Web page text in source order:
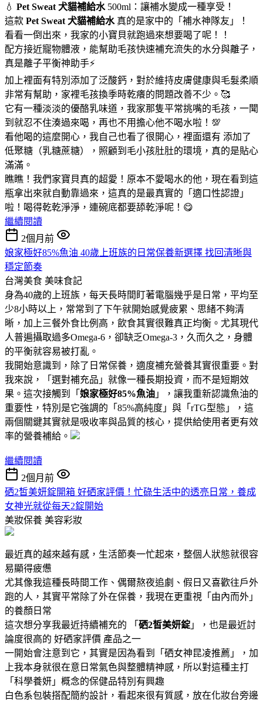
💧 Pet Sweat 犬貓補給水500ml：讓補水變成一種享受！
這款 Pet Sweat 犬貓補給水 真的是家中的「補水神隊友」！
看看一倒出來，我家的小寶貝就跑過來想要喝了呢！！
配方接近寵物體液，能幫助毛孩快速補充流失的水分與離子，
真是離子平衡神助手⚡
加上裡面有特別添加了泛酸鈣，對於維持皮膚健康與毛髮柔順
非常有幫助，家裡毛孩換季時乾癢的問題改善不少。🥰
它有一種淡淡的優酪乳味道，我家那隻平常挑嘴的毛孩，一聞
到就忍不住湊過來喝，再也不用擔心他不喝水啦！💯
看他喝的這麼開心，我自己也看了很開心，裡面還有 添加了
低聚糖（乳糖蔗糖），照顧到毛小孩肚肚的環境，真的是貼心
滿滿。
瞧瞧！我們家寶貝真的超愛！原本不愛喝水的他，現在看到這
瓶拿出來就自動靠過來，這真的是最真實的「適口性認證」
啦！喝得乾乾淨淨，連碗底都要舔乾淨呢！😋
繼續閱讀
2個月前
娘家極好85%魚油 40歲上班族的日常保養新選擇 找回清晰與
穩定節奏
台灣美食 美味食記
身為40歲的上班族，每天長時間盯著電腦幾乎是日常，平均至
少8小時以上，常常到了下午就開始感覺疲累、思緒不夠清
晰，加上三餐外食比例高，飲食其實很難真正均衡。尤其現代
人普遍攝取過多Omega-6，卻缺乏Omega-3，久而久之，身體
的平衡就容易被打亂。
我開始意識到，除了日常保養，適度補充營養其實很重要。對
我來說，「選對補充品」就像一種長期投資，而不是短期效
果。這次接觸到「 娘家極好85%魚油 」，讓我重新認識魚油的
重要性，特別是它強調的「85%高純度」與「rTG型態」，這
兩個關鍵其實就是吸收率與品質的核心，提供給使用者更有效
率的營養補給。
繼續閱讀
2個月前
硒2皙美妍錠開箱 好硒家評價！忙碌生活中的透亮日常，養成
女神光就從每天2錠開始
美妝保養 美容彩妝
最近真的越來越有感，生活節奏一忙起來，整個人狀態就很容
易顯得疲憊
尤其像我這種長時間工作、偶爾熬夜追劇、假日又喜歡往戶外
跑的人，其實平常除了外在保養，我現在更重視「由內而外」
的養顏日常
這次想分享我最近持續補充的 「 硒2皙美妍錠 」，也是最近討
論度很高的 好硒家評價 產品之一
一開始會注意到它，其實是因為看到「硒女神昆凌推薦」，加
上我本身就很在意日常氣色與整體精神感，所以對這種主打
「科學養妍」概念的保健品特別有興趣
白色系包裝搭配簡約設計，看起來很有質感，放在化妝台旁邊